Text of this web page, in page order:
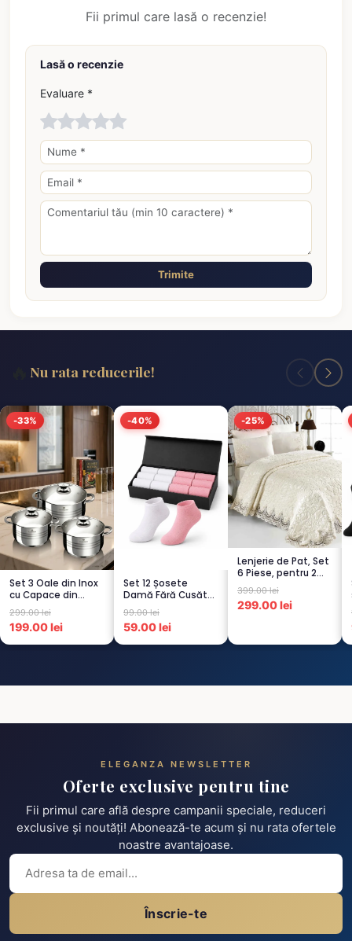
Fii primul care lasă o recenzie!
Lasă o recenzie
Evaluare *
Trimite
Nu rata reducerile!
-33%
Set 3 Oale din Inox
cu Capace din
Sticlă
Termorezistent...
299.00 lei
199.00 lei
-40%
Set 12 Șosete
Damă Fără Cusături
– 6 Albe + 6 Roz –
Scu...
99.00 lei
59.00 lei
-25%
Lenjerie de Pat, Set
6 Piese, pentru 2
persoana, CREM-
4...
399.00 lei
299.00 lei
ELEGANZA NEWSLETTER
Oferte exclusive pentru tine
Fii primul care află despre campanii speciale, reduceri
exclusive și noutăți! Abonează-te acum și nu rata ofertele
noastre avantajoase.
Înscrie-te